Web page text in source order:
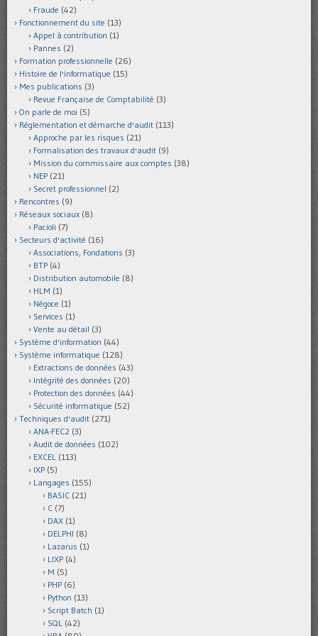
Fraude (42)
Fonctionnement du site (13)
Appel à contribution (1)
Pannes (2)
Formation professionnelle (26)
Histoire de l'informatique (15)
Mes publications (3)
Revue Française de Comptabilité (3)
On parle de moi (5)
Réglementation et démarche d'audit (113)
Approche par les risques (21)
Formalisation des travaux d'audit (9)
Mission du commissaire aux comptes (38)
NEP (21)
Secret professionnel (2)
Rencontres (9)
Réseaux sociaux (8)
Pacioli (7)
Secteurs d'activité (16)
Associations, Fondations (3)
BTP (4)
Distribution automobile (8)
HLM (1)
Négoce (1)
Services (1)
Vente au détail (3)
Système d'information (44)
Système informatique (128)
Extractions de données (43)
Intégrité des données (20)
Protection des données (44)
Sécurité informatique (52)
Techniques d'audit (271)
ANA-FEC2 (3)
Audit de données (102)
EXCEL (113)
IXP (5)
Langages (155)
BASIC (21)
C (7)
DAX (1)
DELPHI (8)
Lazarus (1)
LIXP (4)
M (5)
PHP (6)
Python (13)
Script Batch (1)
SQL (42)